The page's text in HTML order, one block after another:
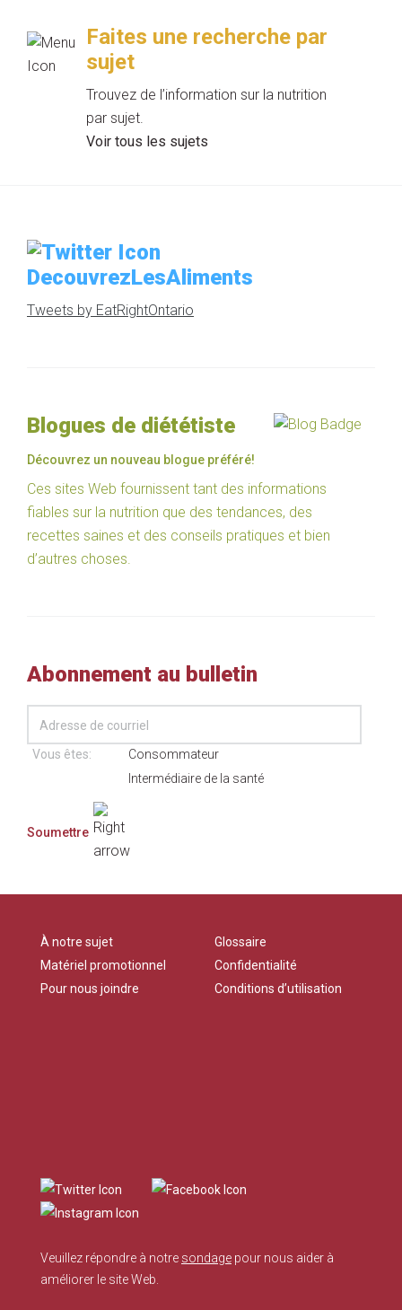
Faites une recherche par
sujet
Trouvez de l’information sur la nutrition
par sujet.
Voir tous les sujets
DecouvrezLesAliments
Tweets by EatRightOntario
Blogues de diététiste
Découvrez un nouveau blogue préféré!
Ces sites Web fournissent tant des informations
fiables sur la nutrition que des tendances, des
recettes saines et des conseils pratiques et bien
d’autres choses.
Abonnement au bulletin
Vous êtes:
Consommateur
Intermédiaire de la santé
À notre sujet
Matériel promotionnel
Pour nous joindre
Glossaire
Confidentialité
Conditions d’utilisation
Veuillez répondre à notre sondage pour nous aider à
améliorer le site Web.